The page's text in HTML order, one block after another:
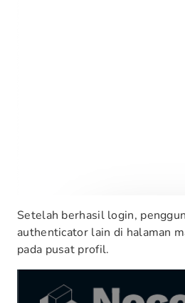
Setelah berhasil login,
authenticator lain di halaman
pada pusat profil.